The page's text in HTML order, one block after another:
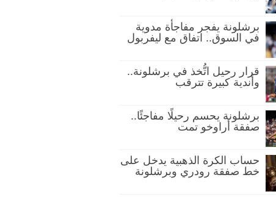
برشلونة يفجر مفاجأة مدوية
في السوق.. اتفاق مع ليفربول
قرار رحيل اتُّخذ في برشلونة..
وأندية كبيرة تترقب
برشلونة يحسم رحيلًا مفاجئًا..
صفقة أراوخو تمت
حساب الكرة الذهبية يدخل على
خط صفقة رودري وبرشلونة